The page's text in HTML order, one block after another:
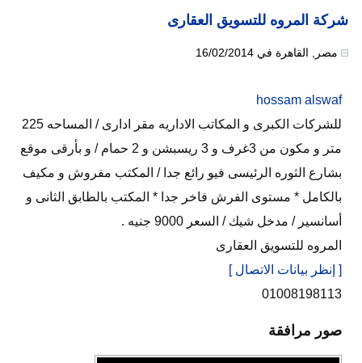
شركة المروه للتسويق العقارى
مصر القاهرة في 16/02/2014
hossam alswaf
للشركات الكبرى و المكاتب الاداريه مقر ادارى / المساحه 225
متر و مكون من 3غرف و 3 ريسبشن و 2 حمام / و بأرقى موقع
بشارع الثوره الرئيسى فيو رائع جدا / المكتب مفروش و مكيف
بالكامل * مستوى الفرش فاخر جدا * المكتب بالطابق الثانى و
أسانسير / مدخل شيك / السعر 9000 جنيه .
المروه للتسويق العقارى
[ إنظر بيانات الاتصال ]
01008198113
صور مرافقة